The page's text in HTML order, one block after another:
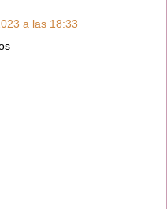
a las 18:33